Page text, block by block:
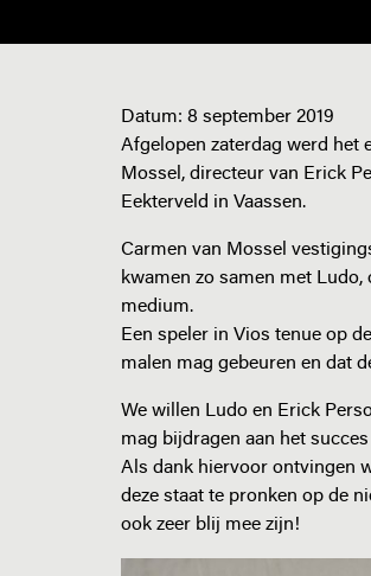
Datum: 8 september 2019
Afgelopen zaterdag werd het
Mossel, directeur van Erick
Eekterveld in Vaassen.
Carmen van Mossel
kwamen zo samen met
medium.
Een speler in Vios tenue op
malen mag gebeuren en dat
We willen Ludo en Erick
mag bijdragen aan het
Als dank hiervoor ontvingen
deze staat te pronken op de
ook zeer blij mee zijn!